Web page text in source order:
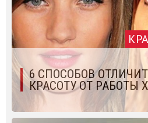
6 СПОСОБОВ
КРАСОТУ ОТ РАБОТЫ